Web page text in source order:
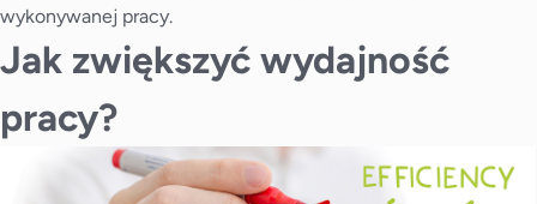
wykonywanej pracy.
Jak zwiększyć wydajność
pracy?